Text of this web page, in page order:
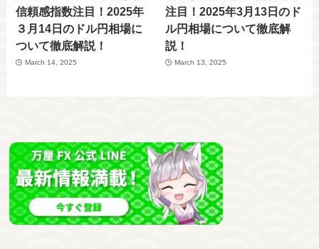
信頼感指数注目！2025年
３月14日のドル円相場に
ついて徹底解説！
March 14, 2025
注目！2025年3月13日のド
ル円相場について徹底解
説！
March 13, 2025